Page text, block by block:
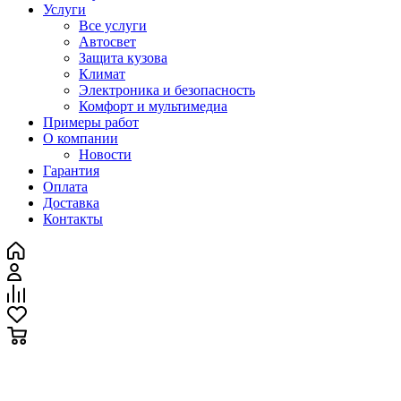
Услуги
Все услуги
Автосвет
Защита кузова
Климат
Электроника и безопасность
Комфорт и мультимедиа
Примеры работ
О компании
Новости
Гарантия
Оплата
Доставка
Контакты